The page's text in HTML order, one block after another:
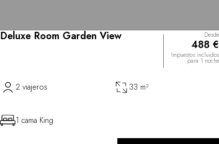
Deluxe Room Garden View Desde
488 €
Impuestos incluidos
para 1 noche
2 viajeros 33 m²
1 cama King